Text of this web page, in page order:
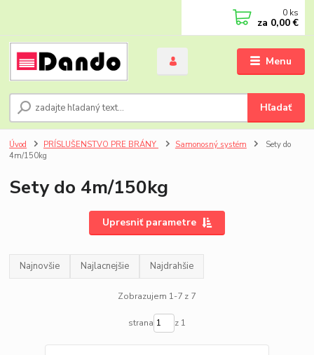
Menu
Hľadať
0 ks
za 0,00 €
Úvod PRÍSLUŠENSTVO PRE BRÁNY Samonosný systém
Sety do
4m/150kg
Sety do 4m/150kg
Upresniť parametre
Najnovšie Najlacnejšie Najdrahšie
Zobrazujem 1-7 z 7
strana z 1